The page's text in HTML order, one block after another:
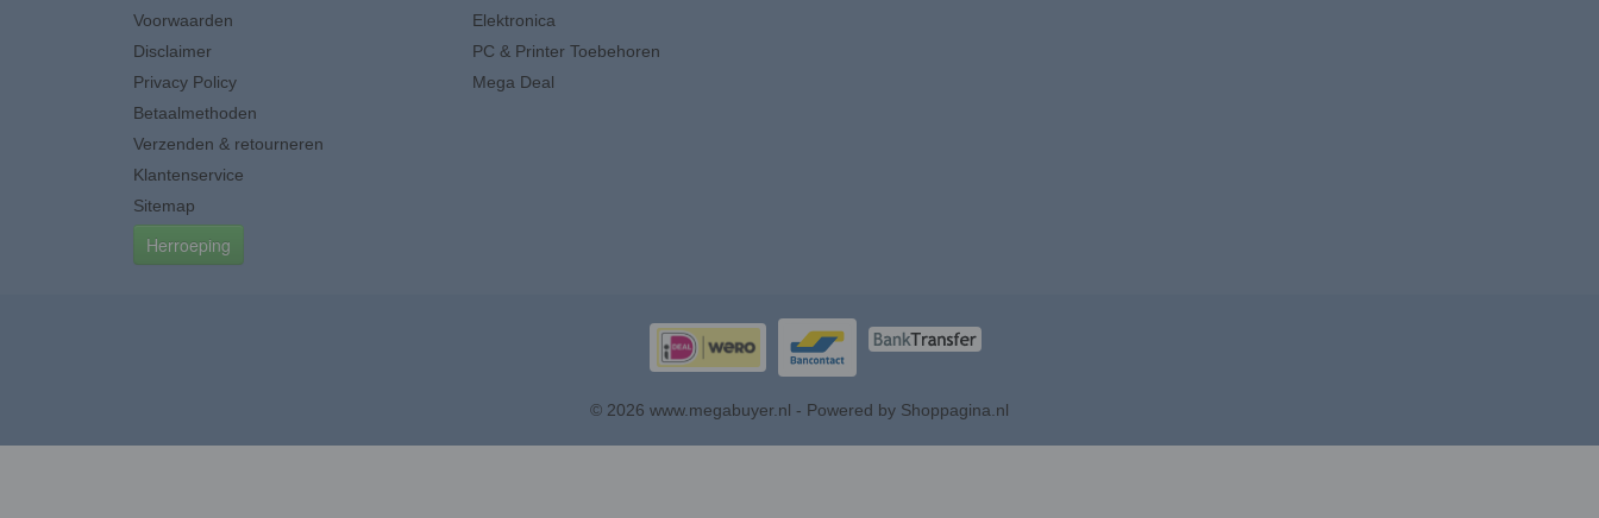
Voorwaarden
Disclaimer
Privacy Policy
Betaalmethoden
Verzenden & retourneren
Klantenservice
Sitemap
Herroeping
Elektronica
PC & Printer Toebehoren
Mega Deal
© 2026 www.megabuyer.nl - Powered by Shoppagina.nl